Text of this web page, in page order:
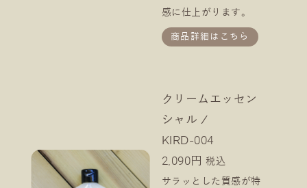
感に仕上がります。
商品詳細はこちら
クリームエッセン
シャル /
KIRD-004
2,090円税込
サラッとした質感が特